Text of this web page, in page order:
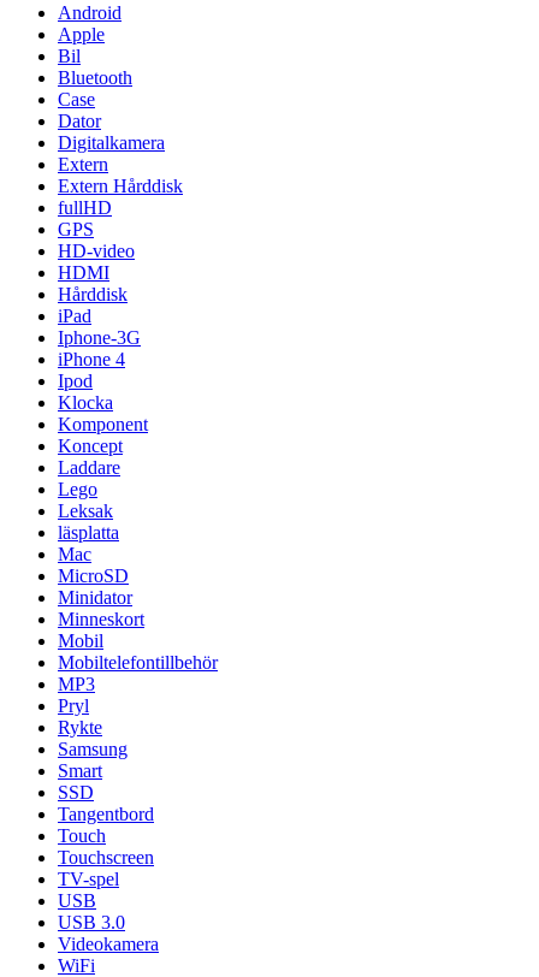
Android
Apple
Bil
Bluetooth
Case
Dator
Digitalkamera
Extern
Extern Hårddisk
fullHD
GPS
HD-video
HDMI
Hårddisk
iPad
Iphone-3G
iPhone 4
Ipod
Klocka
Komponent
Koncept
Laddare
Lego
Leksak
läsplatta
Mac
MicroSD
Minidator
Minneskort
Mobil
Mobiltelefontillbehör
MP3
Pryl
Rykte
Samsung
Smart
SSD
Tangentbord
Touch
Touchscreen
TV-spel
USB
USB 3.0
Videokamera
WiFi